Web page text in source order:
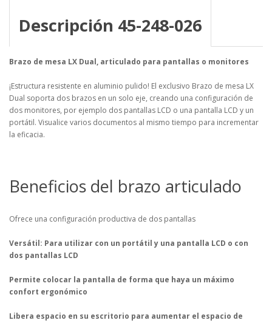
Descripción 45-248-026
Brazo de mesa LX Dual, articulado para pantallas o monitores
¡Estructura resistente en aluminio pulido! El exclusivo Brazo de mesa LX
Dual soporta dos brazos en un solo eje, creando una configuración de
dos monitores, por ejemplo dos pantallas LCD o una pantalla LCD y un
portátil. Visualice varios documentos al mismo tiempo para incrementar
la eficacia.
Beneficios del brazo articulado
Ofrece una configuración productiva de dos pantallas
Versátil: Para utilizar con un portátil y una pantalla LCD o con
dos pantallas LCD
Permite colocar la pantalla de forma que haya un máximo
confort ergonómico
Libera espacio en su escritorio para aumentar el espacio de